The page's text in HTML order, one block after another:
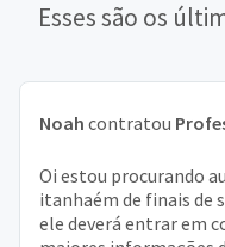
Esses são os
Noah contratou
Oi estou procurando
itanhaém de finais de
ele deverá entrar em